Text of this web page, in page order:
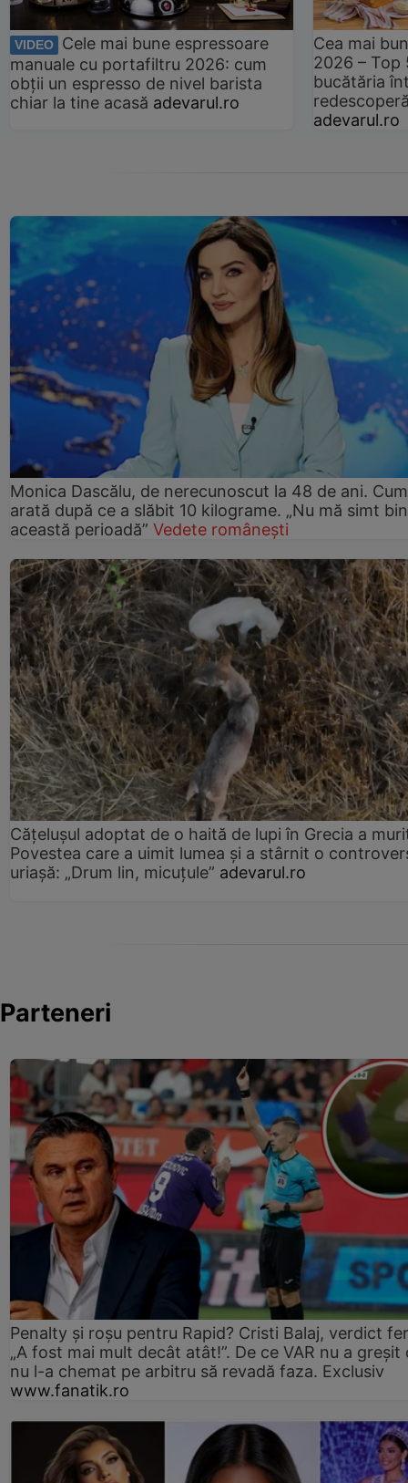
VIDEO
Cele mai bune espressoare
manuale cu portafiltru 2026: cum
obții un espresso de nivel barista
chiar la tine acasă adevarul.ro
Cea mai
2026 –
bucătăria
adevarul.ro
Monica Dascălu, de nerecunoscut la 48 de ani. Cum
arată după ce a slăbit 10 kilograme. „Nu mă simt
această perioadă” Vedete românești
Cățelușul adoptat de o haită de lupi în Grecia a
Povestea care a uimit lumea și a stârnit o
uriașă: „Drum lin, micuțule” adevarul.ro
Parteneri
Penalty și roșu pentru Rapid? Cristi Balaj, verdict
„A fost mai mult decât atât!”. De ce VAR nu a greșit
nu l-a chemat pe arbitru să revadă faza. Exclusiv
www.fanatik.ro